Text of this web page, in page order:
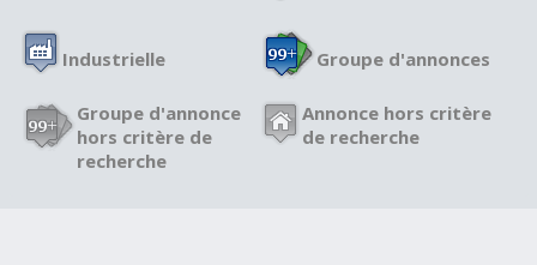
Industrielle Groupe d'annonces
Groupe d'annonce
hors critère de
recherche
Annonce hors critère
de recherche